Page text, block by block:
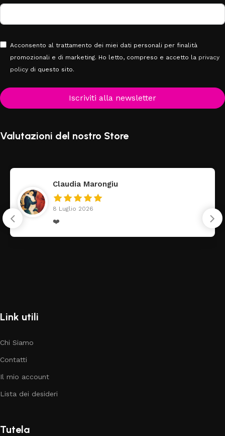
Acconsento al trattamento dei miei dati personali per finalità
promozionali e di marketing. Ho letto, compreso e accetto la privacy
policy di questo sito.
Iscriviti alla newsletter
Valutazioni del nostro Store
Claudia Marongiu
8 Luglio 2026
❤️
Link utili
Chi Siamo
Contatti
Il mio account
Lista dei desideri
Tutela